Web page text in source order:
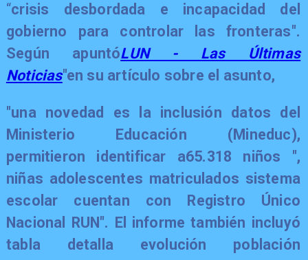
“crisis desbordada e incapacidad del
gobierno para controlar las fronteras".
Según apuntóLUN - Las Últimas
Noticias"en su artículo sobre el asunto,
"una novedad es la inclusión datos del
Ministerio Educación (Mineduc),
permitieron identificar a65.318 niños ",
niñas adolescentes matriculados sistema
escolar cuentan con Registro Único
Nacional RUN". El informe también incluyó
tabla detalla evolución población